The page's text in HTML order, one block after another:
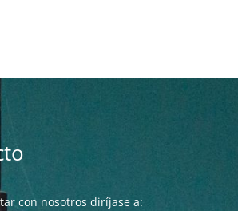
con nosotros diríjase a: